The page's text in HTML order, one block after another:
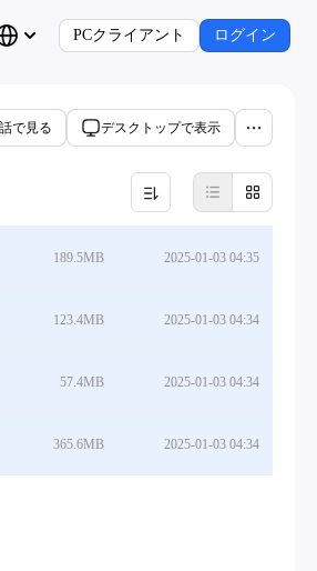
PCクライアント ログイン
で見る デスクトップで表示
189.5MB 2025-01-03 04:35
123.4MB 2025-01-03 04:34
57.4MB 2025-01-03 04:34
365.6MB 2025-01-03 04:34